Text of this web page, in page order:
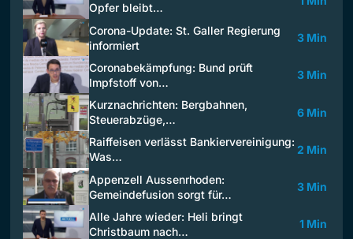
Opfer bleibt…
Corona-Update: St. Galler Regierung
informiert
3 Min
Coronabekämpfung: Bund prüft
Impfstoff von…
3 Min
Kurznachrichten: Bergbahnen,
Steuerabzüge,…
6 Min
Raiffeisen verlässt Bankiervereinigung:
Was…
2 Min
Appenzell Aussenrhoden:
Gemeindefusion sorgt für…
3 Min
Alle Jahre wieder: Heli bringt
Christbaum nach…
1 Min